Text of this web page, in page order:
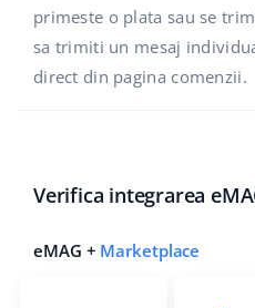
Modă
Altele
Calculatorul de beneficii
Contact
español (AR)
español (MX)
Italiano
polski
primeste o plata sau se
sa trimiti un mesaj
direct din pagina comenzii.
Verifica integrarea
eMAG + Marketplace